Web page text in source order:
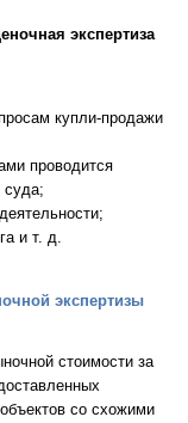
экспертиза
купли-продажи
проводится
суда;
и т. д.
экспертизы
стоимости за
со схожими